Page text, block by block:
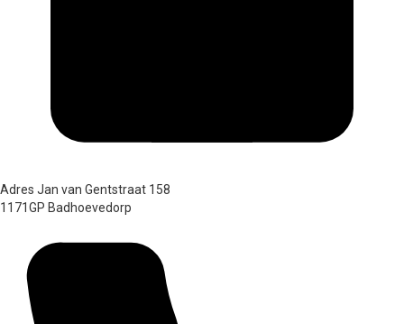
Adres Jan van Gentstraat 158
1171GP Badhoevedorp